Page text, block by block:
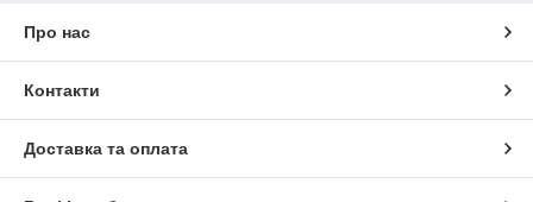
Про нас
Контакти
Доставка та оплата